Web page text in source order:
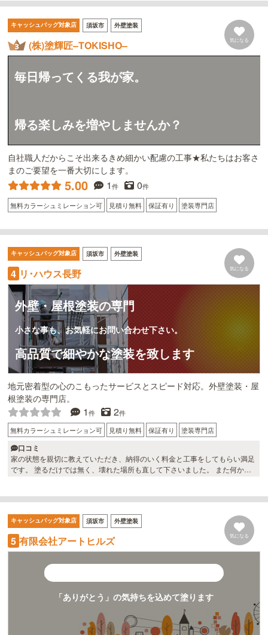
ることとなるので、その会社の人柄は大切にしたいものです。
キャッシュバッグ対象店 須坂市 外壁塗装
(株)塗輝匠–TOKISHO– 気になる
毎日帰ってくる我が家。
帰る楽しみを増やしませんか？
自社職人だからこそ出来るきめ細かい配慮の工事★私たちはお客さ
まのご要望を一番大切にします。
5.00 1件 0件
無料カラーシュミレーション可 見積り無料 保証有り 塗装専門店
キャッシュバッグ対象店 須坂市 外壁塗装
4 リ･ハウス長野 気になる
外壁・屋根塗装の専門
小さな事も、お気軽にお問い合わせ下さい。
高品質で細やかな塗装を致します
地元密着型の心のこもったサービスとスピード対応。外壁塗装・屋
根塗装の専門店。
1件 2件
無料カラーシュミレーション可 見積り無料 保証有り 塗装専門店
口コミ
家の状態を親切に教えていただき、納得のいく料金と工事をしてもらい満足
です。 塗るだけでは無く、壊れた場所も直して下さいました。 また何かあ
キャッシュバッグ対象店 須坂市 外壁塗装
5 有限会社アートヒルズ 気になる
私たちを守ってくれている住まい
「ありがとう」の気持ちを込めて塗ります